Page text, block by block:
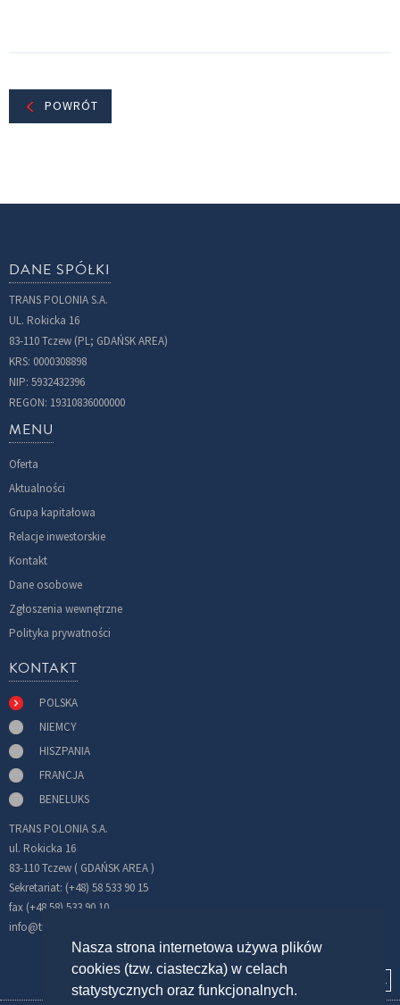
Nasza strona internetowa używa plików
cookies (tzw. ciasteczka) w celach
statystycznych oraz funkcjonalnych.
POWRÓT
DANE SPÓŁKI
TRANS POLONIA S.A.
UL. Rokicka 16
83-110 Tczew (PL; GDAŃSK AREA)
KRS: 0000308898
NIP: 5932432396
REGON: 19310836000000
MENU
Oferta
Aktualności
Grupa kapitałowa
Relacje inwestorskie
Kontakt
Dane osobowe
Zgłoszenia wewnętrzne
Polityka prywatności
KONTAKT
POLSKA
NIEMCY
HISZPANIA
FRANCJA
BENELUKS
TRANS POLONIA S.A.
ul. Rokicka 16
83-110 Tczew ( GDAŃSK AREA )
Sekretariat: (+48) 58 533 90 15
fax (+48 58) 533 90 10
info@transpolonia.com